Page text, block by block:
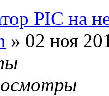
PIC на
» 02 ноя